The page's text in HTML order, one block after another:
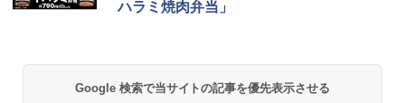
お得 4リットル
￥1,939
【公式】ブタメン とんこつ味 35g×15個
付き ブラック MRK-F250TSV(B)
ハラミ焼肉弁当」
Google 検索で当サイトの記事を優先表示させる